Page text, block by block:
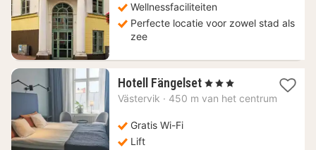
Wellnessfaciliteiten
Perfecte locatie voor zowel stad als
zee
Hotell Fängelset 1
nacht
, 3 Sterren
Västervik · 450 m van het centrum
Gratis Wi-Fi
Lift